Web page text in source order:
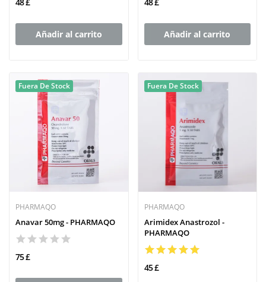
Añadir al carrito Añadir al carrito
Fuera De Stock
PHARMAQO
Anavar 50mg - PHARMAQO
75 £
Fuera De Stock
PHARMAQO
Arimidex Anastrozol -
PHARMAQO
45 £